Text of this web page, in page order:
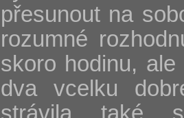
přesunout na
rozumné
skoro hodinu,
dva vcelku
strávila také